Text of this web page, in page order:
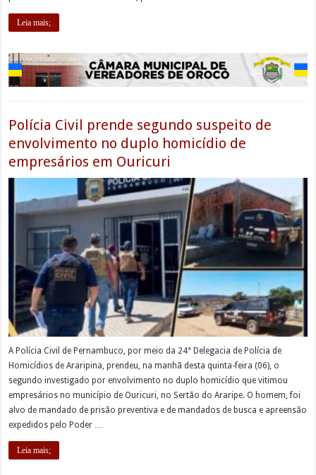
Leia mais;
Polícia Civil prende segundo suspeito de
envolvimento no duplo homicídio de
empresários em Ouricuri
A Polícia Civil de Pernambuco, por meio da 24ª Delegacia de Polícia de
Homicídios de Araripina, prendeu, na manhã desta quinta-feira (06), o
segundo investigado por envolvimento no duplo homicídio que vitimou
empresários no município de Ouricuri, no Sertão do Araripe. O homem, foi
alvo de mandado de prisão preventiva e de mandados de busca e apreensão
expedidos pelo Poder …
Leia mais;